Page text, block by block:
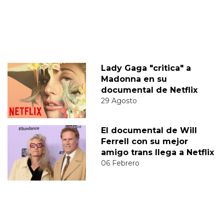
Lady Gaga "critica" a
Madonna en su
documental de Netflix
29 Agosto
El documental de Will
Ferrell con su mejor
amigo trans llega a Netflix
06 Febrero